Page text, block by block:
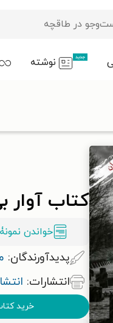
جدید نوشته
کتاب
خواندن
پدیدآورندگان:
انتشارات:
خرید